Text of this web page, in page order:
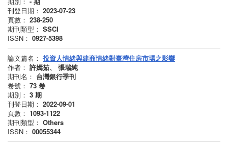
刊登日期： 2023-07-23
頁數： 238-250
期刊類型： SSCI
ISSN： 0927-5398
論文篇名： 投資人情緒與建商情緒對臺灣住房市場之影響
作者： 許嫣茹、 張瑞純
期刊名： 台灣銀行季刊
卷號： 73 卷
期別： 3 期
刊登日期： 2022-09-01
頁數： 1093-1122
期刊類型： Others
ISSN： 00055344